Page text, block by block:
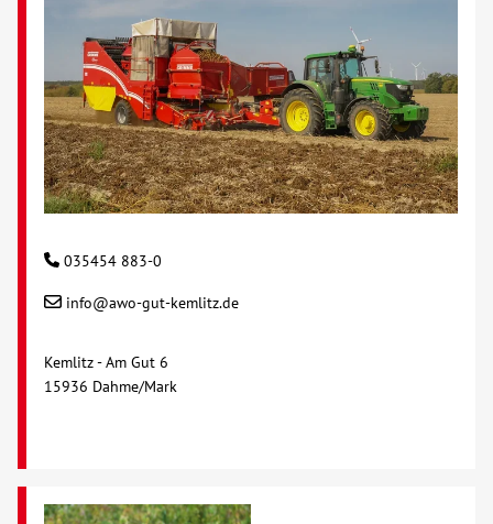
035454 883-0
info@awo-gut-kemlitz.de
Kemlitz - Am Gut 6
15936 Dahme/Mark